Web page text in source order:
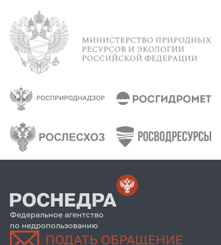
Федеральное агентство
по недропользованию